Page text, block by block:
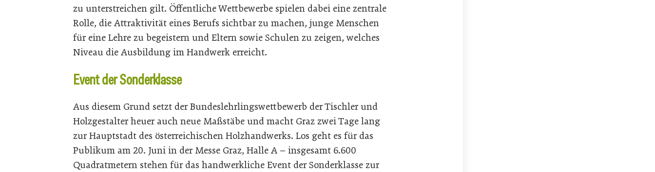
zu unterstreichen gilt. Öffentliche Wettbewerbe spielen dabei eine zentrale
Rolle, die Attraktivität eines Berufs sichtbar zu machen, junge Menschen
für eine Lehre zu begeistern und Eltern sowie Schulen zu zeigen, welches
Niveau die Ausbildung im Handwerk erreicht.
Event der Sonderklasse
Aus diesem Grund setzt der Bundeslehrlingswettbewerb der Tischler und
Holzgestalter heuer auch neue Maßstäbe und macht Graz zwei Tage lang
zur Hauptstadt des österreichischen Holzhandwerks. Los geht es für das
Publikum am 20. Juni in der Messe Graz, Halle A – insgesamt 6.600
Quadratmetern stehen für das handwerkliche Event der Sonderklasse zur